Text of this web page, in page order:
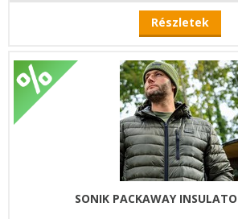
Részletek
SONIK PACKAWAY